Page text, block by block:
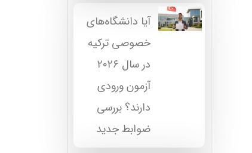
آیا دانشگاه‌های
خصوصی ترکیه
در سال ۲۰۲۶
آزمون ورودی
دارند؟ بررسی
ضوابط جدید